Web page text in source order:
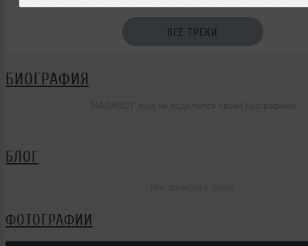
ВСЕ ТРЕКИ
БИОГРАФИЯ
БЛОГ
ФОТОГРАФИИ